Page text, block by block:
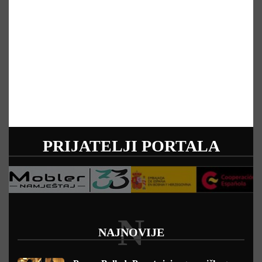
PRIJATELJI PORTALA
NAJNOVIJE
N